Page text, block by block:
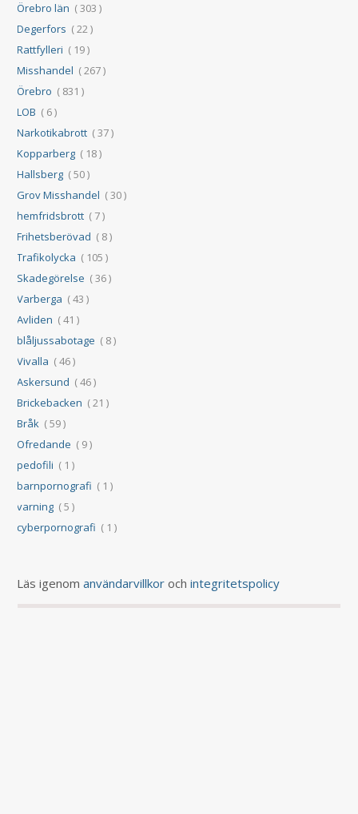
Örebro län ( 303 )
Degerfors ( 22 )
Rattfylleri ( 19 )
Misshandel ( 267 )
Örebro ( 831 )
LOB ( 6 )
Narkotikabrott ( 37 )
Kopparberg ( 18 )
Hallsberg ( 50 )
Grov Misshandel ( 30 )
hemfridsbrott ( 7 )
Frihetsberövad ( 8 )
Trafikolycka ( 105 )
Skadegörelse ( 36 )
Varberga ( 43 )
Avliden ( 41 )
blåljussabotage ( 8 )
Vivalla ( 46 )
Askersund ( 46 )
Brickebacken ( 21 )
Bråk ( 59 )
Ofredande ( 9 )
pedofili ( 1 )
barnpornografi ( 1 )
varning ( 5 )
cyberpornografi ( 1 )
Läs igenomanvändarvillkor ochintegritetspolicy